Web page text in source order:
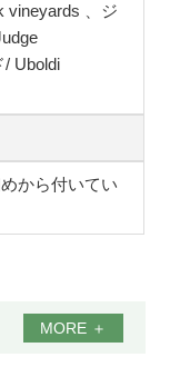
vineyards 、ジ
Uboldi
から付いてい
MORE ＋